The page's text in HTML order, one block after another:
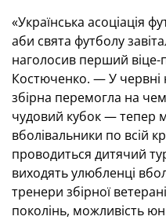
«Українська асоціація
аби свята футболу
наголосив перший
Костюченко. — У
збірна перемогла на
чудовий кубок — тепер
вболівальники по всій
проводиться дитячий
виходять улюбленці
тренери збірної
поколінь, можливість